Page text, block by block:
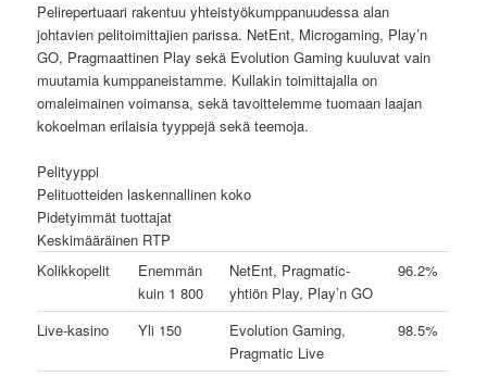
Pelirepertuaari rakentuu yhteistyökumppanuudessa alan
johtavien pelitoimittajien parissa. NetEnt, Microgaming, Play’n
GO, Pragmaattinen Play sekä Evolution Gaming kuuluvat vain
muutamia kumppaneistamme. Kullakin toimittajalla on
omaleimainen voimansa, sekä tavoittelemme tuomaan laajan
kokoelman erilaisia tyyppejä sekä teemoja.
Pelityyppi
Pelituotteiden laskennallinen koko
Pidetyimmät tuottajat
Keskimääräinen RTP
Kolikkopelit
Enemmän
kuin 1 800
NetEnt, Pragmatic-
yhtiön Play, Play’n GO
96.2%
Live-kasino Yli 150
Evolution Gaming,
Pragmatic Live
98.5%